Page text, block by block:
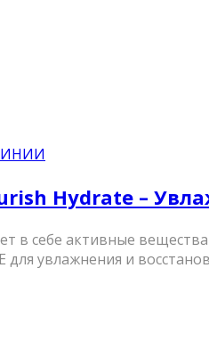
Hydrate –
в себе активные
увлажнения и